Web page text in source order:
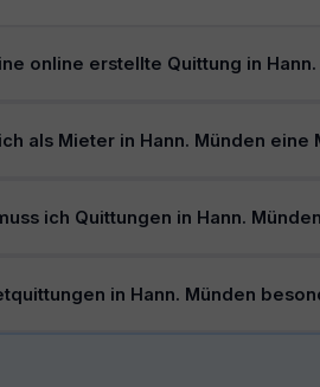
online erstellte Quittung in Hann.
als Mieter in Hann. Münden eine
ich Quittungen in Hann.
in Hann. Münden